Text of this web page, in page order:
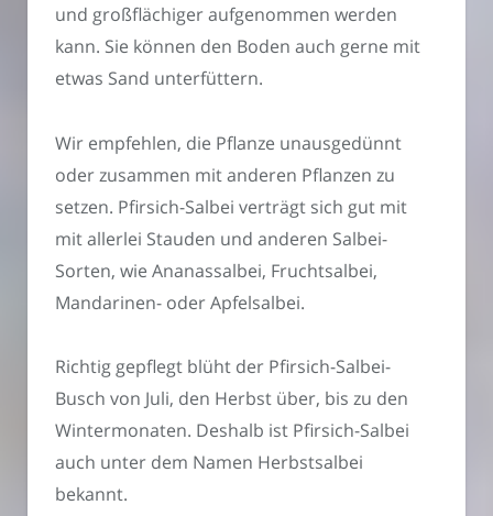
und großflächiger aufgenommen werden
kann. Sie können den Boden auch gerne mit
etwas Sand unterfüttern.
Wir empfehlen, die Pflanze unausgedünnt
oder zusammen mit anderen Pflanzen zu
setzen. Pfirsich-Salbei verträgt sich gut mit
mit allerlei Stauden und anderen Salbei-
Sorten, wie Ananassalbei, Fruchtsalbei,
Mandarinen- oder Apfelsalbei.
Richtig gepflegt blüht der Pfirsich-Salbei-
Busch von Juli, den Herbst über, bis zu den
Wintermonaten. Deshalb ist Pfirsich-Salbei
auch unter dem Namen Herbstsalbei
bekannt.